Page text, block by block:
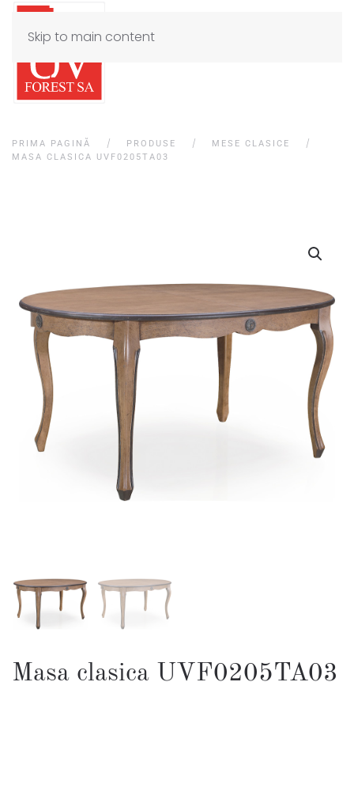
Skip to main content
PRIMA PAGINĂ PRODUSE
MESE CLASICE
MASA CLASICA UVF0205TA03
Masa clasica UVF0205TA03